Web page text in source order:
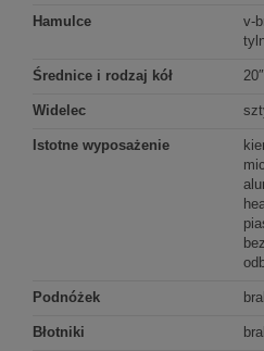
Hamulce
v-
Średnice i rodzaj kół
Widelec
Istotne wyposażenie
Podnóżek
Błotniki